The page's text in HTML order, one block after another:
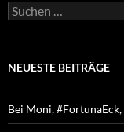
Suchen
nach:
NEUESTE BEITRÄGE
Bei Moni,